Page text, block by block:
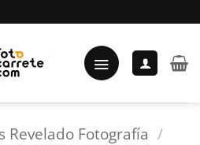
Revelado Fotografía /